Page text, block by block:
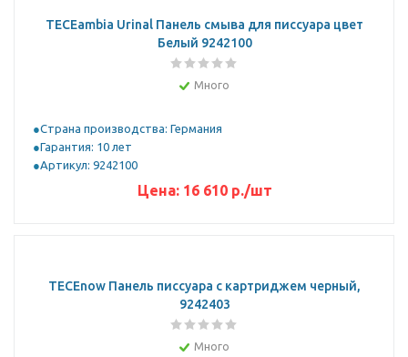
TECEambia Urinal Панель смыва для писсуара цвет
Белый 9242100
Много
Страна производства: Германия
Гарантия: 10 лет
Артикул: 9242100
Цена: 16 610р./шт
TECEnow Панель писсуара с картриджем черный,
9242403
Много